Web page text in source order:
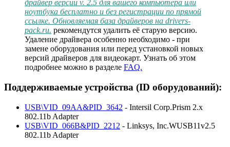
драйвер версии v. 2.5 для вашего компьютера или
ноутбука бесплатно и без регистрации по прямой
ссылке. Обновляемая база драйверов на drivers-
pack.ru. рекомендутся удалить её старую версию.
Удаление драйвера особенно необходимо - при
замене оборудования или перед установкой новых
версий драйверов для видеокарт. Узнать об этом
подробнее можно в разделе FAQ.
Поддерживаемые устройства (ID оборудований):
USB\VID_09AA&PID_3642 - Intersil Corp.Prism 2.x
802.11b Adapter
USB\VID_066B&PID_2212 - Linksys, Inc.WUSB11v2.5
802.11b Adapter